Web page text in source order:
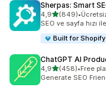
Sherpas: Smart
4,95 yıldız
(849)
toplam 849 •
SEO ve sayfa hızı
Built for Shopify
ChatGPT AI
4,95 yıldız
(458)
toplam 458•Free
Generate SEO